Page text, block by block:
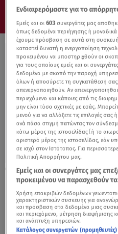
24.03.17, 13:03
Η ευαίσθητη πλευρά
Facetime και είπε «σ’
καρκινοπαθή φαν της!
Ενδιαφερόμαστε για το
Εμείς και οι603 συνεργάτες μας
όπως δεδομένα περιήγησης ή μοναδικά
έχουμε πρόσβαση σε αυτά στη
καταστεί δυνατή η ενεργοποίηση
προκειμένου να υποστηριχθούν οι
για τους οποίους εμείς και οι
δεδομένα με σκοπό την παροχή
όλων ή αποσύρετε τη συγκατάθεσή σας,
απενεργοποιηθούν. Αν
περιεχόμενο και κάποιες από τις
μην είναι τόσο σχετικές με εσάς.
μενού για να αλλάξετε τις επιλογές
ανά πάσα στιγμή πατώντας τον
κάτω μέρος της ιστοσελίδας [ή το
αριστερό μέρος της ιστοσελίδας, εάν
σε ισχύ στον Ιστότοπος. Για
Πολιτική Απορρήτου μας.
Εμείς και οι συνεργάτες μας
προκειμένου να παρασχεθούν τα
Χρήση επακριβών δεδομένων
χαρακτηριστικών συσκευής για
και πρόσβαση στα δεδομένα μιας
και περιεχόμενο, μέτρηση διαφήμισης
και ανάπτυξη υπηρεσιών.
Κατάλογος συνεργατών (προμηθευτές)